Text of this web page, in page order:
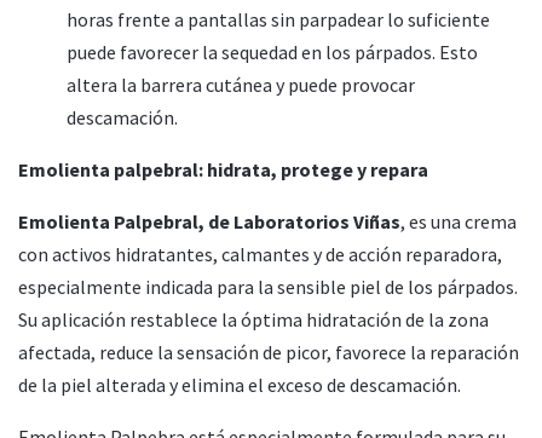
horas frente a pantallas sin parpadear lo suficiente
puede favorecer la sequedad en los párpados. Esto
altera la barrera cutánea y puede provocar
descamación.
Emolienta palpebral: hidrata, protege y repara
Emolienta Palpebral, de Laboratorios Viñas, es una crema
con activos hidratantes, calmantes y de acción reparadora,
especialmente indicada para la sensible piel de los párpados.
Su aplicación restablece la óptima hidratación de la zona
afectada, reduce la sensación de picor, favorece la reparación
de la piel alterada y elimina el exceso de descamación.